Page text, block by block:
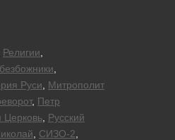
Религии
безбожники
Руси
Митрополит
, Петр
Церковь Русский
СИЗО-2